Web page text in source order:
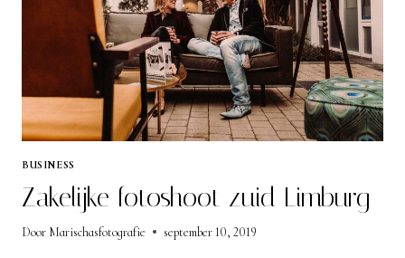
BUSINESS
Zakelijke fotoshoot zuid Limburg
Door Marischasfotografie september 10, 2019